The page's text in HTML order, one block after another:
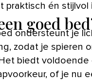
praktisch én stijlvol
goed
ondersteunt je
zodat je spieren
biedt
of je nu